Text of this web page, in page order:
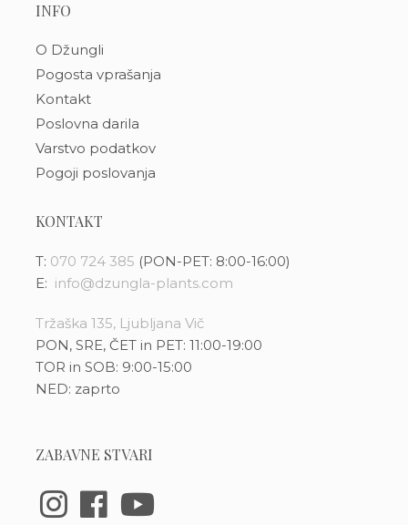
INFO
O Džungli
Pogosta vprašanja
Kontakt
Poslovna darila
Varstvo podatkov
Pogoji poslovanja
KONTAKT
T: 070 724 385 (PON-PET: 8:00-16:00)
E: info@dzungla-plants.com
Tržaška 135, Ljubljana Vič
PON, SRE, ČET in PET: 11:00-19:00
TOR in SOB: 9:00-15:00
NED: zaprto
ZABAVNE STVARI